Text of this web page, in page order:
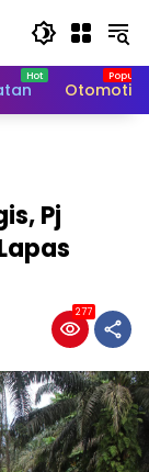
Otomotif
Pj
277